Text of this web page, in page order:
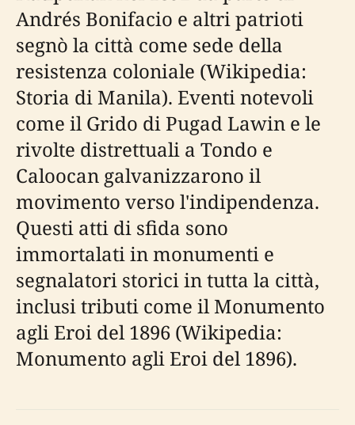
Andrés Bonifacio e altri patrioti
segnò la città come sede della
resistenza coloniale (Wikipedia:
Storia di Manila). Eventi notevoli
come il Grido di Pugad Lawin e le
rivolte distrettuali a Tondo e
Caloocan galvanizzarono il
movimento verso l'indipendenza.
Questi atti di sfida sono
immortalati in monumenti e
segnalatori storici in tutta la città,
inclusi tributi come il Monumento
agli Eroi del 1896 (Wikipedia:
Monumento agli Eroi del 1896).